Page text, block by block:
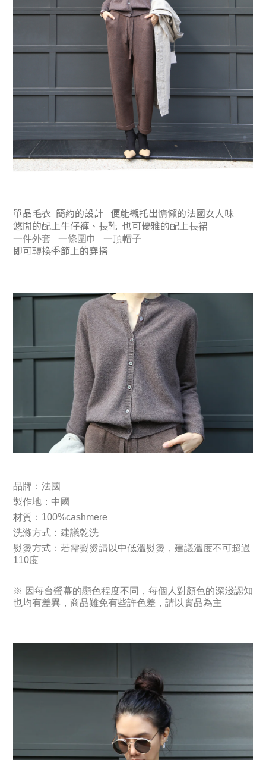
單品毛衣 簡約的設計 便能襯托出慵懶的法國女人味
悠閒的配上牛仔褲、長靴 也可優雅的配上長裙
一件外套 一條圍巾 一頂帽子
即可轉換季節上的穿搭
品牌：法國
製作地：中國
材質：100%cashmere
洗滌方式：建議乾洗
熨燙方式：若需熨燙請以中低溫熨燙，建議溫度不可超過
110度
※ 因每台螢幕的顯色程度不同，每個人對顏色的深淺認知
也均有差異，商品難免有些許色差，請以實品為主